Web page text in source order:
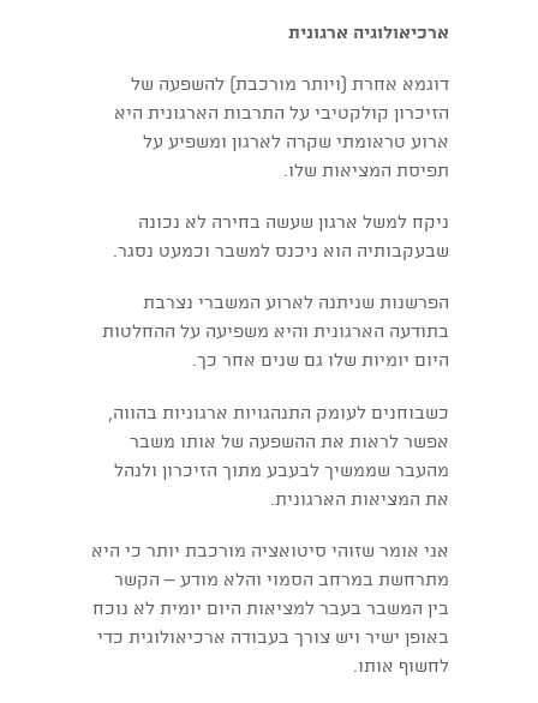
ארכיאולוגיה ארגונית
דוגמא אחרת (ויותר מורכבת) להשפעה של
הזיכרון קולקטיבי על התרבות הארגונית היא
ארוע טראומתי שקרה לארגון ומשפיע על
תפיסת המציאות שלו.
ניקח למשל ארגון שעשה בחירה לא נכונה
שבעקבותיה הוא ניכנס למשבר וכמעט נסגר.
הפרשנות שניתנה לארוע המשברי נצרבת
בתודעה הארגונית והיא משפיעה על ההחלטות
היום יומיות שלו גם שנים אחר כך.
כשבוחנים לעומק התנהגויות ארגוניות בהווה,
אפשר לראות את ההשפעה של אותו משבר
מהעבר שממשיך לבעבע מתוך הזיכרון ולנהל
את המציאות הארגונית.
אני אומר שזוהי סיטואציה מורכבת יותר כי היא
מתרחשת במרחב הסמוי והלא מודע – הקשר
בין המשבר בעבר למציאות היום יומית לא נוכח
באופן ישיר ויש צורך בעבודה ארכיאולוגית כדי
לחשוף אותו.